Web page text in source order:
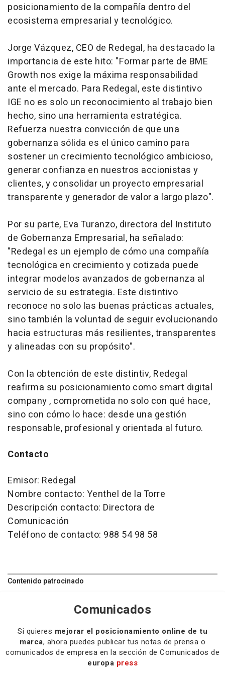
posicionamiento de la compañía dentro del
ecosistema empresarial y tecnológico.
Jorge Vázquez, CEO de Redegal, ha destacado la
importancia de este hito: "Formar parte de BME
Growth nos exige la máxima responsabilidad
ante el mercado. Para Redegal, este distintivo
IGE no es solo un reconocimiento al trabajo bien
hecho, sino una herramienta estratégica.
Refuerza nuestra convicción de que una
gobernanza sólida es el único camino para
sostener un crecimiento tecnológico ambicioso,
generar confianza en nuestros accionistas y
clientes, y consolidar un proyecto empresarial
transparente y generador de valor a largo plazo".
Por su parte, Eva Turanzo, directora del Instituto
de Gobernanza Empresarial, ha señalado:
"Redegal es un ejemplo de cómo una compañía
tecnológica en crecimiento y cotizada puede
integrar modelos avanzados de gobernanza al
servicio de su estrategia. Este distintivo
reconoce no solo las buenas prácticas actuales,
sino también la voluntad de seguir evolucionando
hacia estructuras más resilientes, transparentes
y alineadas con su propósito".
Con la obtención de este distintiv, Redegal
reafirma su posicionamiento como smart digital
company, comprometida no solo con qué hace,
sino con cómo lo hace: desde una gestión
responsable, profesional y orientada al futuro.
Contacto
Emisor: Redegal
Nombre contacto: Yenthel de la Torre
Descripción contacto: Directora de
Comunicación
Teléfono de contacto: 988 54 98 58
Contenido patrocinado
Comunicados
Si quieres mejorar el posicionamiento online de tu
marca, ahora puedes publicar tus notas de prensa o
comunicados de empresa en la sección de Comunicados de
europa press